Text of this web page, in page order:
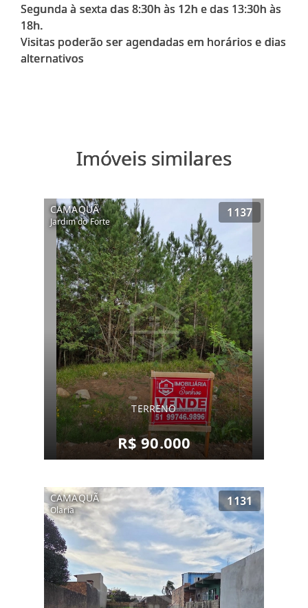
Segunda à sexta das 8:30h às 12h e das 13:30h às
18h.
Visitas poderão ser agendadas em horários e dias
alternativos
Imóveis similares
CAMAQUÃ
Jardim do Forte
1137
TERRENO
R$ 90.000
CAMAQUÃ
Olaria
1131